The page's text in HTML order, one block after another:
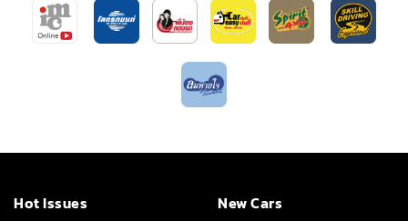
Hot Issues
New Cars